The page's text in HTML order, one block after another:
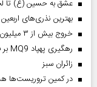
عشق به حسین (ع) تا
بهترین نذری‌های
خروج بیش از ۳ میلیون زائر از تمام مرز‌های کشور
رهگیری پهپاد MQ9 بر فراز تنگه هرمز
‌زائران سبز
در کمین تروریست‌ها